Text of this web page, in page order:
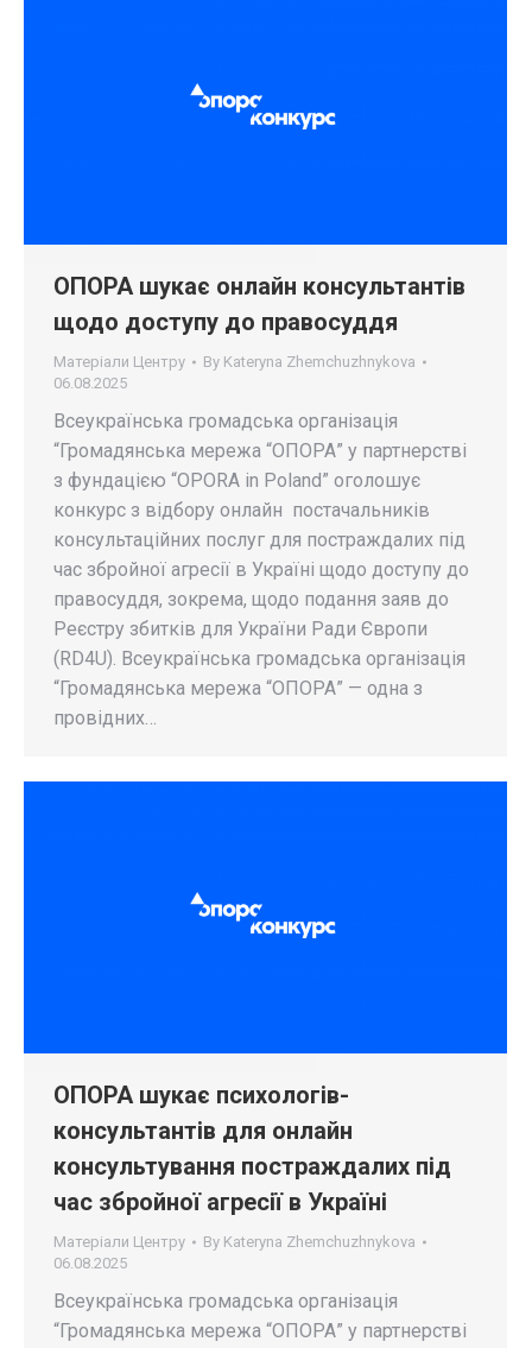
ОПОРА шукає онлайн консультантів
щодо доступу до правосуддя
Матеріали Центру By Kateryna Zhemchuzhnykova
06.08.2025
Всеукраїнська громадська організація
“Громадянська мережа “ОПОРА” у партнерстві
з фундацією “OPORA in Poland” оголошує
конкурс з відбору онлайн постачальників
консультаційних послуг для постраждалих під
час збройної агресії в Україні щодо доступу до
правосуддя, зокрема, щодо подання заяв до
Реєстру збитків для України Ради Європи
(RD4U). Всеукраїнська громадська організація
“Громадянська мережа “ОПОРА” — одна з
провідних…
ОПОРА шукає психологів-
консультантів для онлайн
консультування постраждалих під
час збройної агресії в Україні
Матеріали Центру By Kateryna Zhemchuzhnykova
06.08.2025
Всеукраїнська громадська організація
“Громадянська мережа “ОПОРА” у партнерстві